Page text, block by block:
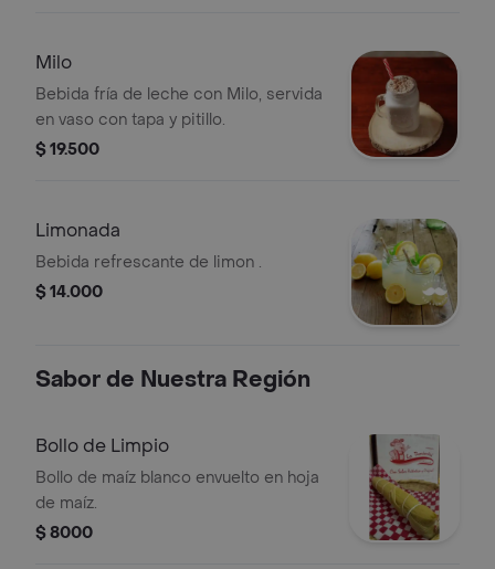
Milo
Bebida fría de leche con Milo, servida
en vaso con tapa y pitillo.
$ 19.500
Limonada
Bebida refrescante de limon .
$ 14.000
Sabor de Nuestra Región
Bollo de Limpio
Bollo de maíz blanco envuelto en hoja
de maíz.
$ 8000